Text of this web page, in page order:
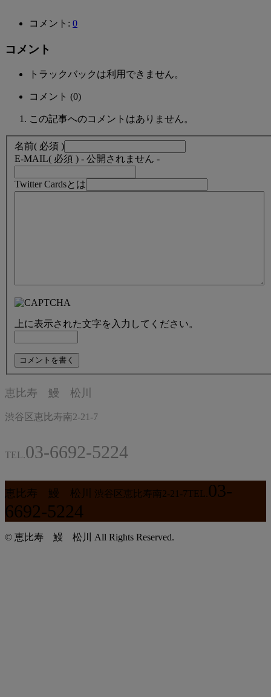
コメント: 0
コメント
トラックバックは利用できません。
コメント (0)
この記事へのコメントはありません。
名前( 必須 )
E-MAIL( 必須 ) - 公開されません -
Twitter Cardsとは
上に表示された文字を入力してください。
恵比寿 鰻 松川
渋谷区恵比寿南2-21-7
TEL.03-6692-5224
恵比寿 鰻 松川 渋谷区恵比寿南2-21-7TEL.03-
6692-5224
© 恵比寿 鰻 松川 All Rights Reserved.